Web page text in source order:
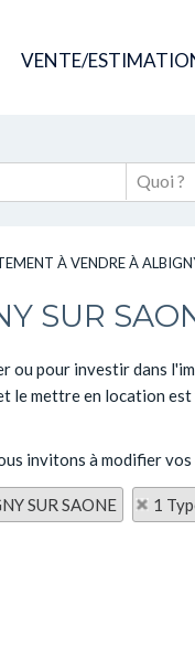
VENTE/
À VENDRE À
SUR
ou pour investir dans
mettre en location
invitons à modifier
SUR SAONE 1